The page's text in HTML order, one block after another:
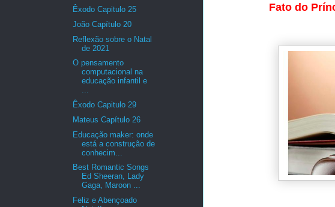
Fato do
Êxodo Capitulo 25
João Capítulo 20
Reflexão sobre o Natal
de 2021
O pensamento
computacional na
educação infantil e
...
Êxodo Capitulo 29
Mateus Capítulo 26
Educação maker: onde
está a construção de
conhecim...
Best Romantic Songs
Ed Sheeran, Lady
Gaga, Maroon ...
Feliz e Abençoado